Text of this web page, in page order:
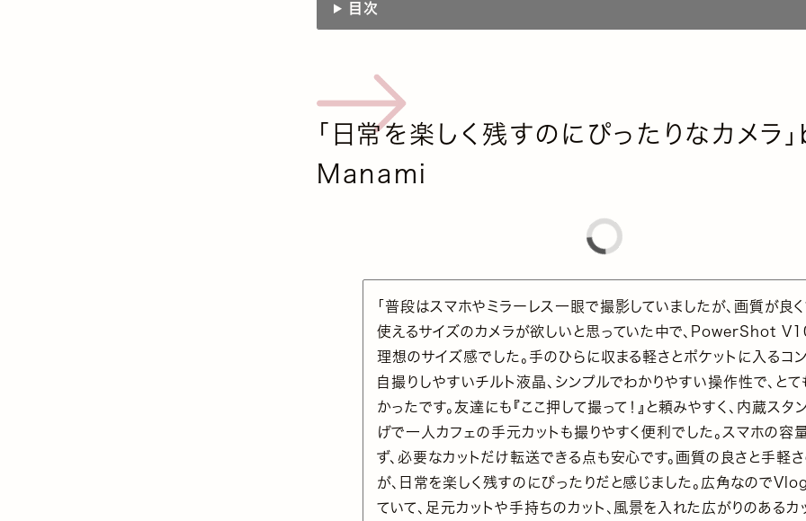
目次
「日常を楽しく残すのにぴったりなカメラ
Manami
「普段はスマホやミラーレス一眼で撮影していましたが、画質が良
使えるサイズのカメラが欲しいと思っていた中で、PowerShot
理想のサイズ感でした。手のひらに収まる軽さとポケットに入るコン
自撮りしやすいチルト液晶、シンプルでわかりやすい操作性で、と
かったです。友達にも『ここ押して撮って！』と頼みやすく、内蔵スタ
げで一人カフェの手元カットも撮りやすく便利でした。スマホの容
ず、必要なカットだけ転送できる点も安心です。画質の良さと手軽
が、日常を楽しく残すのにぴったりだと感じました。広角なので
ていて、足元カットや手持ちのカット、風景を入れた広がりのあるカ